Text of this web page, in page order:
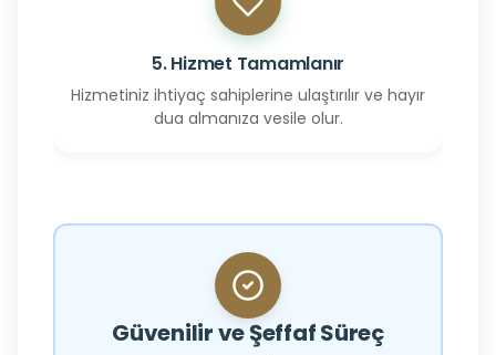
5. Hizmet Tamamlanır
Hizmetiniz ihtiyaç sahiplerine ulaştırılır ve hayır
dua almanıza vesile olur.
Güvenilir ve Şeffaf Süreç